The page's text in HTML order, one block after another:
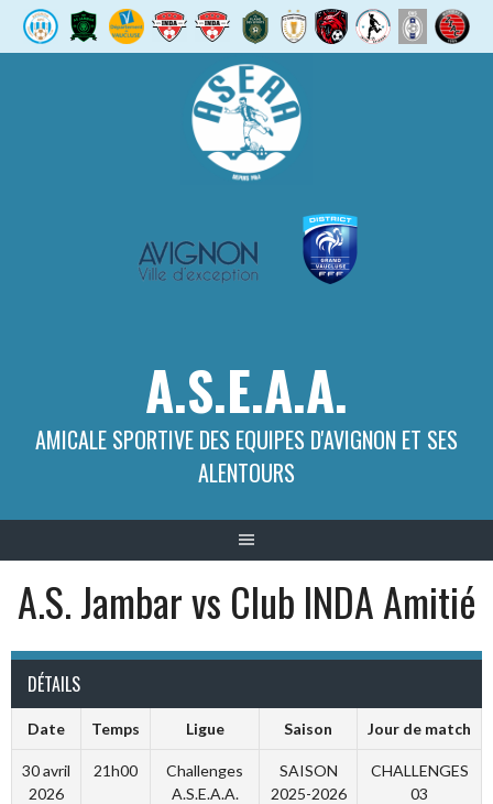
A.S.E.A.A.
AMICALE SPORTIVE DES EQUIPES D'AVIGNON ET SES
ALENTOURS
A.S. Jambar vs Club INDA Amitié
DÉTAILS
Date Temps Ligue Saison Jour de match
30 avril
2026
21h00
Challenges
A.S.E.A.A.
SAISON
2025-2026
CHALLENGES
03